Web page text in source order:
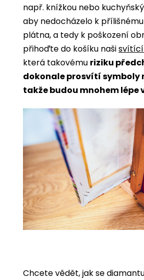
např. knížkou nebo
aby nedocházelo k
plátna, a tedy k poškození
přihoďte do košíku našisvítící
která takovému riziku
dokonale prosvítí symboly
takže budou mnohem lépe
Chcete vědět, jak se